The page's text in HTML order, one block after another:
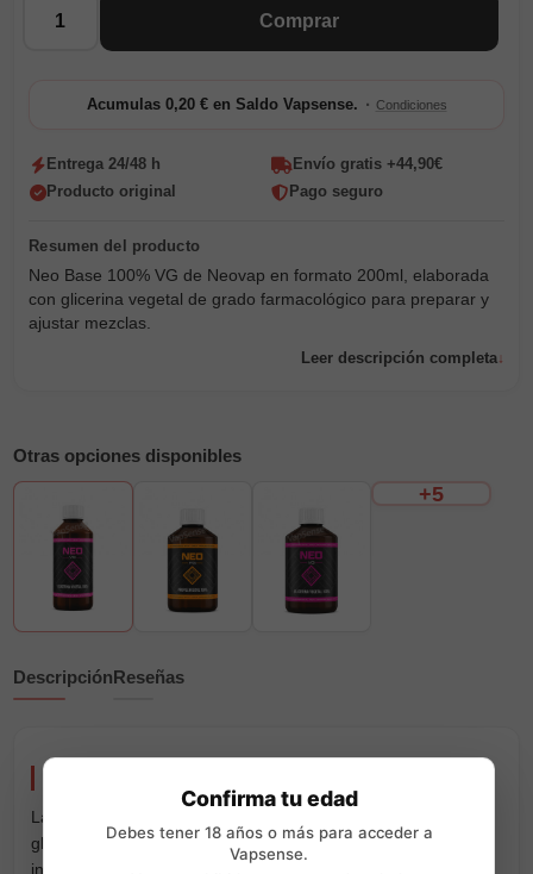
Comprar
Acumulas 0,20 € en Saldo Vapsense. · Condiciones
Entrega 24/48 h
Envío gratis +44,90€
Producto original
Pago seguro
Neo Base 100% VG de Neovap en formato 200ml, elaborada
con glicerina vegetal de grado farmacológico para preparar y
ajustar mezclas.
Leer descripción completa
Otras opciones disponibles
+5
DescripciónReseñas
La Neo Base 100% VG 200ml de Neovap está elaborada con
glicerina vegetal de grado farmacológico. Es una base pura,
incolora e inodora, con el suave dulzor natural característico
Confirma tu edad
Debes tener 18 años o más para acceder a
Vapsense.